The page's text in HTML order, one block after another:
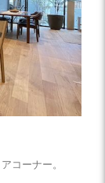
コーナー。